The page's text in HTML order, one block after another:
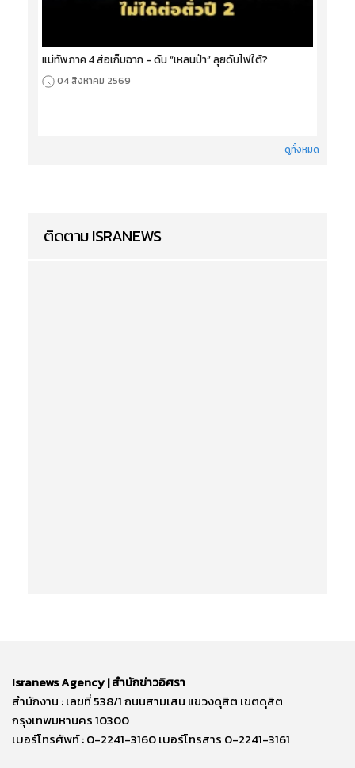
แม่ทัพภาค 4 ส่อเก็บฉาก - ดัน “เหลนป๋า” ลุยดับไฟใต้?
04 สิงหาคม 2569
ดูทั้งหมด
ติดตาม ISRANEWS
Isranews Agency | สำนักข่าวอิศรา
สำนักงาน : เลขที่ 538/1 ถนนสามเสน แขวงดุสิต เขตดุสิต
กรุงเทพมหานคร 10300
เบอร์โทรศัพท์ : 0-2241-3160 เบอร์โทรสาร 0-2241-3161